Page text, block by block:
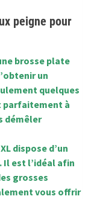
peigne pour
brosse plate
un
quelques
parfaitement à
démêler
dispose d’un
Il est l’idéal afin
grosses
vous offrir